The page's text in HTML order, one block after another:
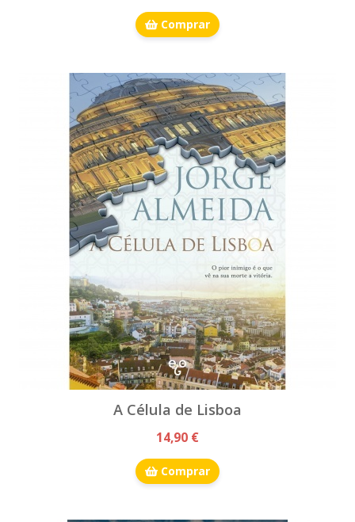
Comprar
A Célula de Lisboa
14,90 €
Comprar